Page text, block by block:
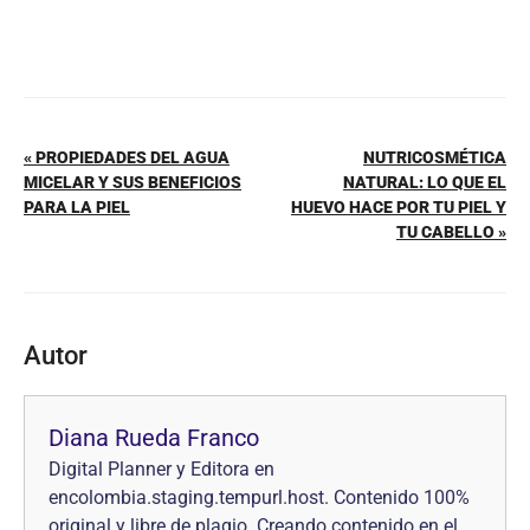
« PROPIEDADES DEL AGUA
MICELAR Y SUS BENEFICIOS
PARA LA PIEL
NUTRICOSMÉTICA
NATURAL: LO QUE EL
HUEVO HACE POR TU PIEL Y
TU CABELLO »
Autor
Diana Rueda Franco
Digital Planner y Editora en
encolombia.staging.tempurl.host. Contenido 100%